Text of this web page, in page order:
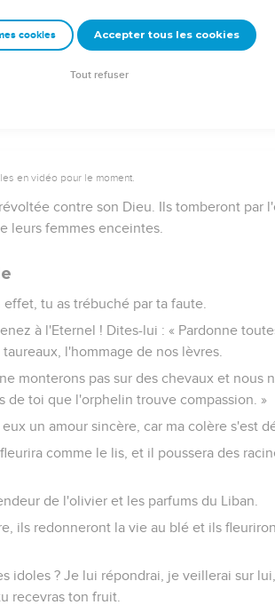
ses frères, le vent d’est viendra, le vent de
de couler ses fontaines. On pillera le
en vidéo pour le moment.
contre son Dieu. Ils tomberont par
leurs femmes enceintes.
tu as trébuché par ta faute.
à l'Eternel ! Dites-lui : « Pardonne
l'hommage de nos lèvres.
monterons pas sur des chevaux et
de toi que l'orphelin trouve compassion. »
un amour sincère, car ma colère s'est
comme le lis, et il poussera des
de l'olivier et les parfums du Liban.
ils redonneront la vie au blé et ils
idoles ? Je lui répondrai, je veillerai sur
recevras ton fruit.
cookies Accepter tous les cookies
Tout refuser